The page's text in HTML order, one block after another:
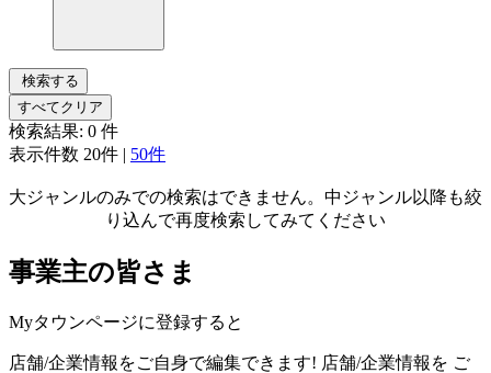
検索する
すべてクリア
検索結果: 0 件
表示件数 20件 | 50件
大ジャンルのみでの検索はできません。中ジャンル以降も絞
り込んで再度検索してみてください
事業主の皆さま
Myタウンページに登録すると
店舗/企業情報をご自身で編集できます! 店舗/企業情報を ご